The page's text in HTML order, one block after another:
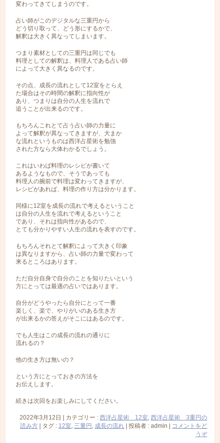
変わってきてしまうのです。
占い師がこのデジタルな三重円から
どう切り取って、どう形にするかで、
解釈は大きく異なってしまいます。
つまり素材としての三重円は同じでも
料理としての解釈は、料理人である占い師
によって大きく異なるのです。
その点、成長の流れとして12室をとらえ
た場合はその時間の解釈に指向性が
あり、つまりは自分の人生を流れで
追うことが出来るのです。
もちろんこれとて占う占い師の力量に
よって解釈が異なってきますが、大まか
な流れというものは西洋占星術を勉強
された方なら大体わかるでしょう。
これはいわば料理のレシピが書いて
あるようなもので、そうであっても
料理人の腕前で料理は変わってきますが、
レシピがあれば、料理の作り方は分かります。
同様に12室を成長の流れで考えるということ
は自分の人生を流れで考えるということ
であり、それは指向性があるので、
とても分かりやすい人生の流れを表すのです。
もちろんそれとて解釈によって大きく印象
は異なりますから、占い師の力量で変わって
来るところはあります。
ただ自分自身で自分のことを知りたいという
方にとっては最適の占いではあります。
自分がどうやったら自分にとって一番
楽しく、楽で、やりがいのある生き方
が出来るかの答えがそこにはあるのです。
でも人生はこの成長の流れの通りに
流れるの？
他の生き方は無いの？
という方にとっておきの方法を
お伝えします。
続きは次回をお楽しみにしてください。
2022年3月12日 カテゴリー : 西洋占星術 12室, 西洋占星術 3重円の
読み方
タグ : 12室, 三重円 , 成長の流れ 投稿者 : admin
コメントをど
うぞ